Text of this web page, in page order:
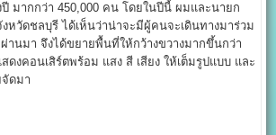
มากกว่า 450,000 คน โดยในปีนี้ ผมและนายก
หวัดชลบุรี ได้เห็นว่าน่าจะมีผู้คนจะเดินทางมาร่วม
านมา จึงได้ขยายพื้นที่ให้กว้างขวางมากขึ้นกว่า
ดงคอนเสิร์ตพร้อม แสง สี เสียง ให้เต็มรูปแบบ และ
ดมา